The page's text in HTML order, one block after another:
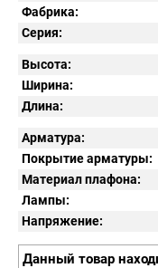
Фабрика:
Серия:
Высота:
Ширина:
Длина:
Арматура:
Покрытие арматуры:
Материал плафона:
Лампы:
Напряжение:
Данный товар